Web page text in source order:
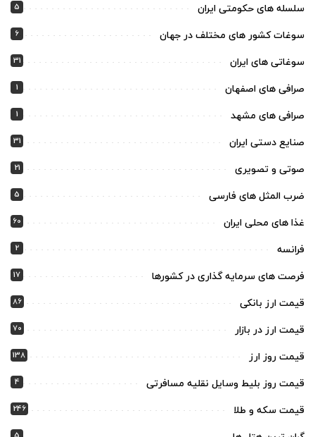
سلسله های حکومتی ایران 5
سوغات کشور های مختلف در جهان 6
سوغاتی های ایران 31
صرافی های اصفهان 1
صرافی های مشهد 1
صنایع دستی ایران 31
صوتی و تصویری 21
ضرب المثل های فارسی 5
غذا های محلی ایران 60
فرانسه 2
فرصت های سرمایه گذاری در کشورها 17
قیمت ارز بانکی 86
قیمت ارز در بازار 70
قیمت روز ارز 138
قیمت روز بلیط وسایل نقلیه مسافرتی 4
قیمت سکه و طلا 246